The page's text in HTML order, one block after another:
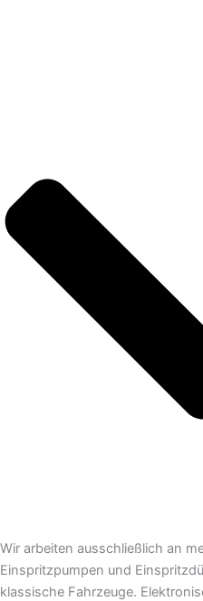
Wir arbeiten ausschließlich an
Einspritzpumpen und
klassische Fahrzeuge.